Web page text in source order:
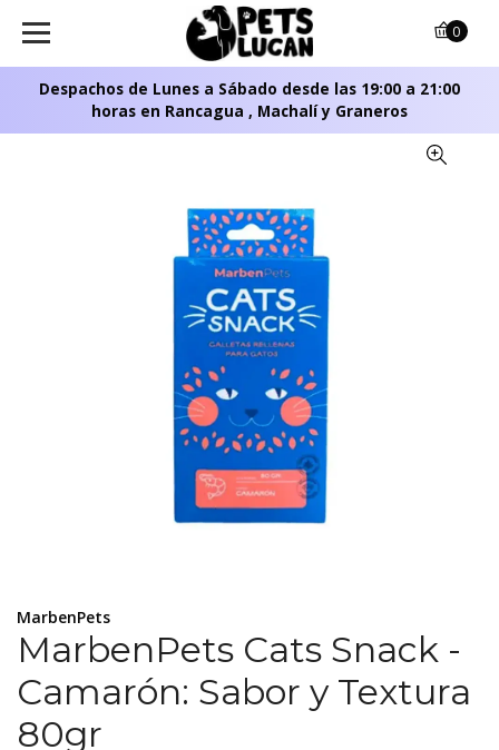
Despachos de Lunes a Sábado desde las 19:00 a 21:00
horas en Rancagua , Machalí y Graneros
0
MarbenPets
MarbenPets Cats Snack -
Camarón: Sabor y Textura
80gr